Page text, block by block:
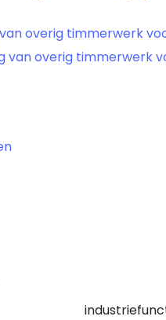
overig timmerwerk
van overig timmerwerk